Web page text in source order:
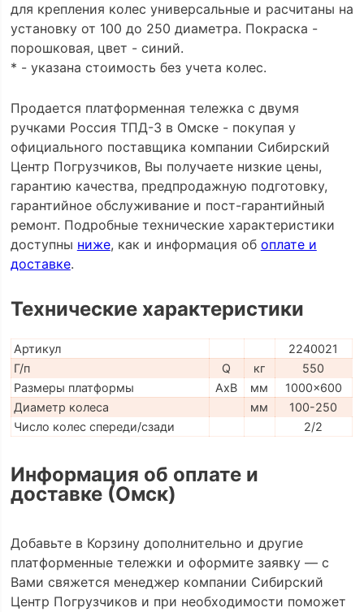
для крепления колес универсальные и расчитаны на
установку от 100 до 250 диаметра. Покраска -
порошковая, цвет - синий.
* - указана стоимость без учета колес.
Продается платформенная тележка с двумя
ручками Россия ТПД-3 в Омске - покупая у
официального поставщика компании Сибирский
Центр Погрузчиков, Вы получаете низкие цены,
гарантию качества, предпродажную подготовку,
гарантийное обслуживание и пост-гарантийный
ремонт. Подробные технические характеристики
доступны ниже, как и информация об оплате и
доставке.
Технические характеристики
Артикул
2240021
Г/п
Q кг
550
Размеры платформы
AxB мм
1000x600
Диаметр колеса
мм
100-250
Число колес спереди/сзади
2/2
Информация об оплате и
доставке (Омск)
Добавьте в Корзину дополнительно и другие
платформенные тележки и оформите заявку — с
Вами свяжется менеджер компании Сибирский
Центр Погрузчиков и при необходимости поможет